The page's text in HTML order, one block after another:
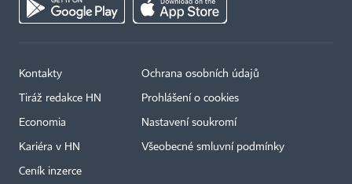
Kontakty
Tiráž redakce HN
Economia
Kariéra v HN
Ceník inzerce
Ochrana osobních údajů
Prohlášení o cookies
Nastavení soukromí
Všeobecné smluvní podmínky